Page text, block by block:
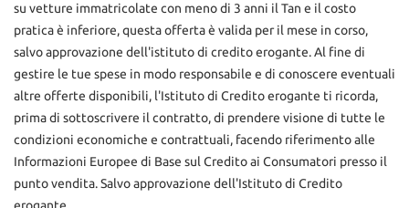
su vetture immatricolate con meno di 3 anni il Tan e il costo
pratica è inferiore, questa offerta è valida per il mese in corso,
salvo approvazione dell'istituto di credito erogante. Al fine di
gestire le tue spese in modo responsabile e di conoscere eventuali
altre offerte disponibili, l'Istituto di Credito erogante ti ricorda,
prima di sottoscrivere il contratto, di prendere visione di tutte le
condizioni economiche e contrattuali, facendo riferimento alle
Informazioni Europee di Base sul Credito ai Consumatori presso il
punto vendita. Salvo approvazione dell'Istituto di Credito